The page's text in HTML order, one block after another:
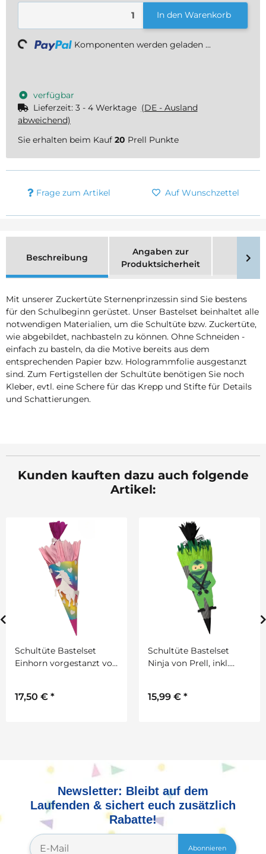
In den Warenkorb
Komponenten werden geladen ...
verfügbar
Lieferzeit: 3 - 4 Werktage (DE - Ausland
abweichend)
Sie erhalten beim Kauf 20 Prell Punkte
Frage zum Artikel Auf Wunschzettel
Beschreibung
Angaben zur
Produktsicherheit
Mit unserer Zuckertüte Sternenprinzessin sind Sie bestens
für den Schulbeginn gerüstet. Unser Bastelset beinhaltet alle
notwendigen Materialien, um die Schultüte bzw. Zuckertüte,
wie abgebildet, nachbasteln zu können. Ohne Schneiden -
einfach zu basteln, da die Motive bereits aus dem
entsprechenden Papier bzw. Hologrammfolie ausgestanzt
sind. Zum Fertigstellen der Schultüte benötigen Sie noch
Kleber, evtl. eine Schere für das Krepp und Stifte für Details
und Schattierungen.
Kunden kauften dazu auch folgende
Artikel:
Schultüte Bastelset
Einhorn vorgestanzt von
GRATIS
17,50 € *
Schultüte Bastelset
Ninja von Prell, inkl.
15,99 € *
Newsletter: Bleibt auf dem
Laufenden & sichert euch zusätzlich
Rabatte!
Abonnieren